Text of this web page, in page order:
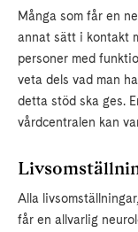
Många som får en
annat sätt i kontakt
personer med
veta dels vad man
detta stöd ska ges.
vårdcentralen kan
Alla
får en allvarlig